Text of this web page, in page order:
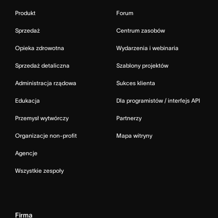
Produkt
Sprzedaż
Opieka zdrowotna
Sprzedaż detaliczna
Administracja rządowa
Edukacja
Przemysł wytwórczy
Organizacje non-profit
Agencje
Wszystkie zespoły
Forum
Centrum zasobów
Wydarzenia i webinaria
Szablony projektów
Sukces klienta
Dla programistów / interfejs API
Partnerzy
Mapa witryny
Firma